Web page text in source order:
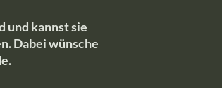
und kannst sie
Dabei wünsche